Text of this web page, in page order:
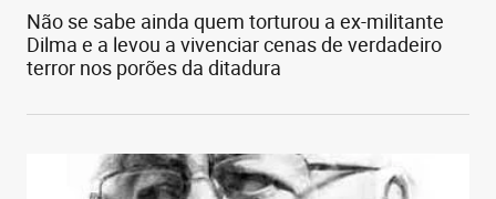
Não se sabe ainda quem torturou a ex-militante
Dilma e a levou a vivenciar cenas de verdadeiro
terror nos porões da ditadura